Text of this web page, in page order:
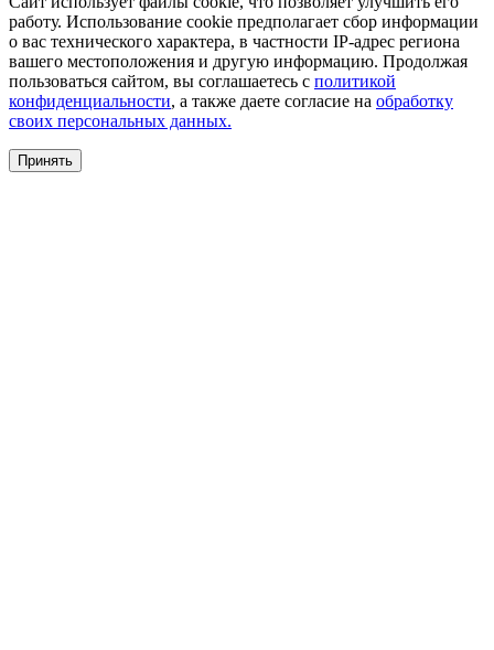
работу. Использование cookie предполагает сбор информации
о вас технического характера, в частности IP-адрес региона
вашего местоположения и другую информацию. Продолжая
пользоваться сайтом, вы соглашаетесь с политикой
конфиденциальности, а также даете согласие на обработку
своих персональных данных.
Принять